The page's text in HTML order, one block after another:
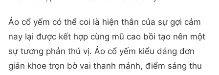
Áo cổ yếm có thể coi là hiện thân của sự gợi cảm
nay lại được kết hợp cùng mũ cao bồi tạo nên một
sự tương phản thú vị. Áo cổ yếm kiểu dáng đơn
giản khoe trọn bờ vai thanh mảnh, điểm sáng thu